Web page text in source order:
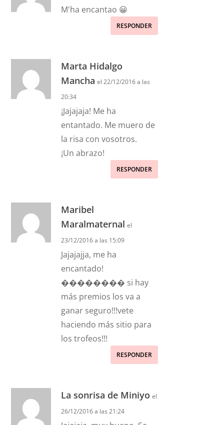
M'ha encantao 😀
RESPONDER
Marta Hidalgo
Mancha el 22/12/2016 a las
20:34
¡Jajajaja! Me ha
entantado. Me muero de
la risa con vosotros.
¡Un abrazo!
RESPONDER
Maribel
Maralmaternal el
23/12/2016 a las 15:09
Jajajajja, me ha
encantado!
�������� si hay
más premios los va a
ganar seguro!!!vete
haciendo más sitio para
los trofeos!!!
RESPONDER
La sonrisa de Miniyo el
26/12/2016 a las 21:24